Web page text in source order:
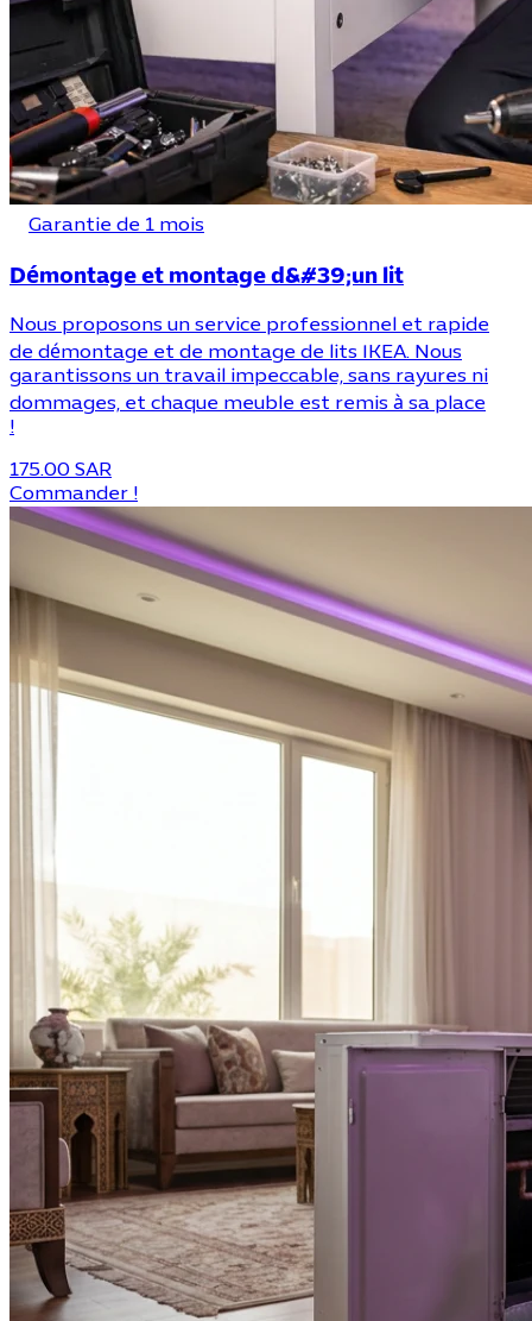
Garantie de 1 mois
Démontage et montage d&#39;un lit
Nous proposons un service professionnel et rapide
de démontage et de montage de lits IKEA. Nous
garantissons un travail impeccable, sans rayures ni
dommages, et chaque meuble est remis à sa place
!
175.00 SAR
Commander !